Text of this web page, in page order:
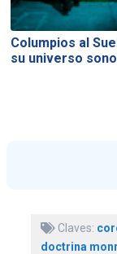
Columpios al
su universo
Claves:
doctrina